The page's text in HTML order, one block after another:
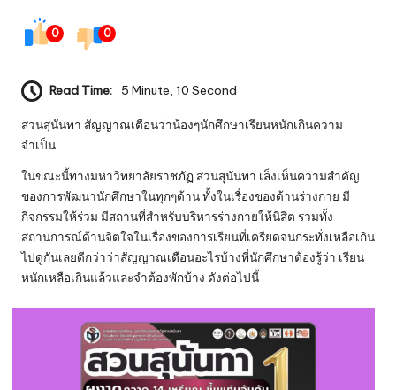
0 0
Read Time: 5 Minute, 10 Second
สวนสุนันทา สัญญาณเตือนว่าน้องๆนักศึกษาเรียนหนักเกินความ
จำเป็น
ในขณะนี้ทางมหาวิทยาลัยราชภัฏ สวนสุนันทา เล็งเห็นความสำคัญ
ของการพัฒนานักศึกษาในทุกๆด้าน ทั้งในเรื่องของด้านร่างกาย มี
กิจกรรมให้ร่วม มีสถานที่สำหรับบริหารร่างกายให้นิสิต รวมทั้ง
สถานการณ์ด้านจิตใจในเรื่องของการเรียนที่เครียดจนกระทั่งเหลือเกิน
ไปดูกันเลยดีกว่าว่าสัญญาณเตือนอะไรบ้างที่นักศึกษาต้องรู้ว่า เรียน
หนักเหลือเกินแล้วและจำต้องพักบ้าง ดังต่อไปนี้